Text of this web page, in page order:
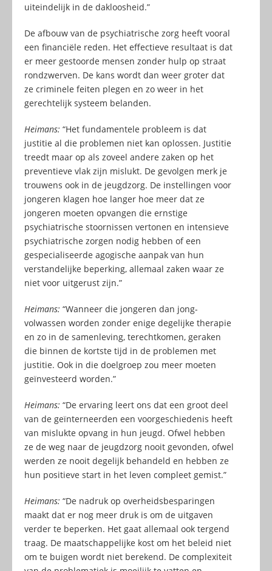
uiteindelijk in de dakloosheid.”
De afbouw van de psychiatrische zorg heeft vooral
een financiële reden. Het effectieve resultaat is dat
er meer gestoorde mensen zonder hulp op straat
rondzwerven. De kans wordt dan weer groter dat
ze criminele feiten plegen en zo weer in het
gerechtelijk systeem belanden.
Heimans: “Het fundamentele probleem is dat
justitie al die problemen niet kan oplossen. Justitie
treedt maar op als zoveel andere zaken op het
preventieve vlak zijn mislukt. De gevolgen merk je
trouwens ook in de jeugdzorg. De instellingen voor
jongeren klagen hoe langer hoe meer dat ze
jongeren moeten opvangen die ernstige
psychiatrische stoornissen vertonen en intensieve
psychiatrische zorgen nodig hebben of een
gespecialiseerde agogische aanpak van hun
verstandelijke beperking, allemaal zaken waar ze
niet voor uitgerust zijn.”
Heimans: “Wanneer die jongeren dan jong-
volwassen worden zonder enige degelijke therapie
en zo in de samenleving, terechtkomen, geraken
die binnen de kortste tijd in de problemen met
justitie. Ook in die doelgroep zou meer moeten
geïnvesteerd worden.”
Heimans: “De ervaring leert ons dat een groot deel
van de geïnterneerden een voorgeschiedenis heeft
van mislukte opvang in hun jeugd. Ofwel hebben
ze de weg naar de jeugdzorg nooit gevonden, ofwel
werden ze nooit degelijk behandeld en hebben ze
hun positieve start in het leven compleet gemist.”
Heimans: “De nadruk op overheidsbesparingen
maakt dat er nog meer druk is om de uitgaven
verder te beperken. Het gaat allemaal ook tergend
traag. De maatschappelijke kost om het beleid niet
om te buigen wordt niet berekend. De complexiteit